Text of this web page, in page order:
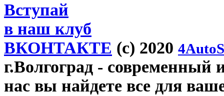
Вступай
в наш клуб
ВКОНТАКТЕ (c) 2020
г.Волгоград - современный
нас вы найдете все для